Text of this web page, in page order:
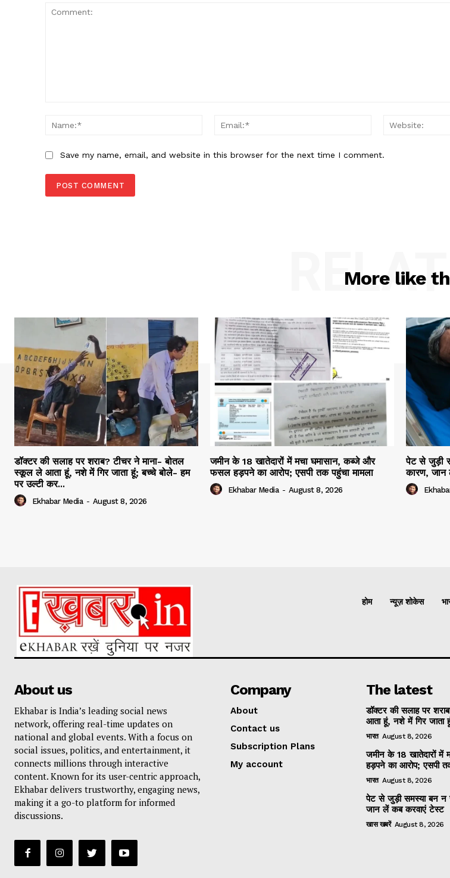
Name:*
Email:*
Save my name, email, and website in this browser for the next time I comment.
More like
डॉक्टर की सलाह पर शराब? टीचर ने माना- बोतल
स्कूल ले आता हूं, नशे में गिर जाता हूं; बच्चे बोले- हम
पर उल्टी कर...
Ekhabar Media - August 8, 2026
जमीन के 18 खातेदारों में मचा घमासान, कब्जे और
फसल हड़पने का आरोप; एसपी तक पहुंचा मामला
Ekhabar Media - August 8, 2026
पेट से जुड़ी
कारण, जान
होम न्यूज़ शोकेस
About us
Ekhabar is India’s leading social news
network, offering real-time updates on
national and global events. With a focus on
social issues, politics, and entertainment, it
connects millions through interactive
content. Known for its user-centric approach,
Ekhabar delivers trustworthy, engaging news,
making it a go-to platform for informed
discussions.
Company
About
Contact us
Subscription Plans
My account
The latest
डॉक्टर की सलाह पर
आता हूं, नशे में गिर जाता
भारत August 8, 2026
जमीन के 18 खातेदारों
हड़पने का आरोप; एसपी
भारत August 8, 2026
पेट से जुड़ी समस्या बन न
जान लें कब करवाएं टेस्ट
खास खबरें August 8, 2026